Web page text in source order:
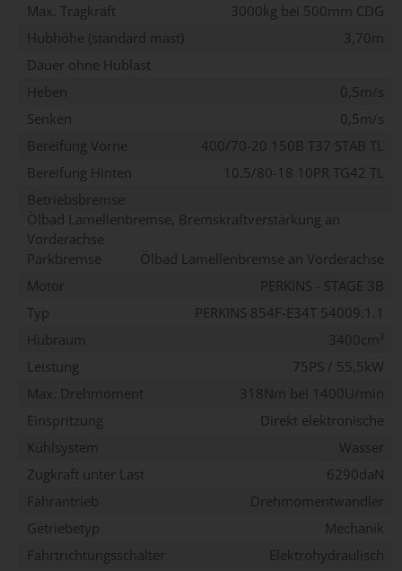
Max. Tragkraft
3000kg bei 500mm CDG
Hubhöhe (standard mast)
3,70m
Dauer ohne Hublast
Heben
0,5m/s
Senken
0,5m/s
Bereifung Vorne
400/70-20 150B T37 STAB TL
Bereifung Hinten
10.5/80-18 10PR TG42 TL
Betriebsbremse
Ölbad Lamellenbremse, Bremskraftverstärkung an
Vorderachse
Parkbremse
Ölbad Lamellenbremse an Vorderachse
Motor
PERKINS - STAGE 3B
Typ
PERKINS 854F-E34T 54009.1.1
Hubraum
3400cm³
Leistung
75PS / 55,5kW
Max. Drehmoment
318Nm bei 1400U/min
Einspritzung
Direkt elektronische
Kühlsystem
Wasser
Zugkraft unter Last
6290daN
Fahrantrieb
Drehmomentwandler
Getriebetyp
Mechanik
Fahrtrichtungsschalter
Elektrohydraulisch